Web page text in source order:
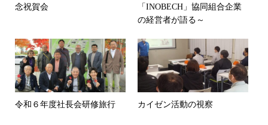
念祝賀会
「INOBECH」協同組合企業
の経営者が語る～
令和６年度社長会研修旅行 カイゼン活動の視察